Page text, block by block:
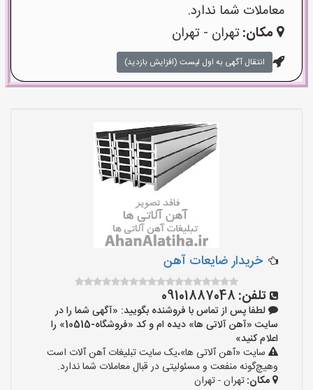
معاملات شما ندارد.
مکان:تهران - تهران
انتقال آگهی به اول لیست (افزایش بازدید)
خریدار ضایعات آهن
تلفن: 09101887048
لطفا پس از تماس با فروشنده بگویید: «آگهی شما را در
سایت «آهن آلاتی ها» دیده ام و کد «فروشگاه-10515» را
اعلام کنید»
سایت «آهن آلاتی ها»،یک سایت تبلیغات آهن آلات است
وهیچ‌گونه منفعت و مسئولیتی در قبال معاملات شما ندارد.
مکان:تهران - تهران